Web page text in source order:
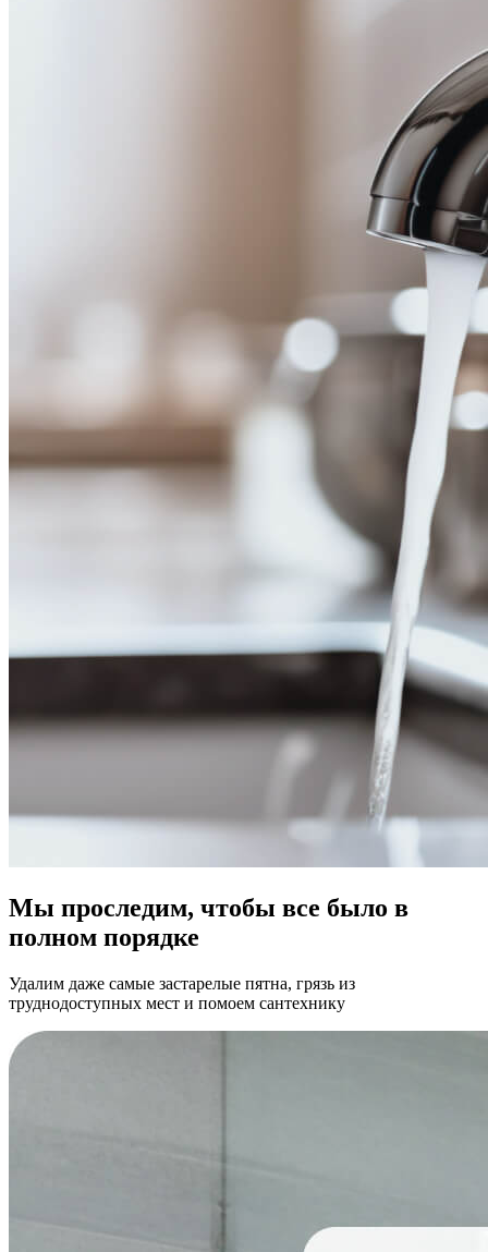
Мы проследим, чтобы все было в
полном порядке
Удалим даже самые застарелые пятна, грязь из
труднодоступных мест и помоем сантехнику